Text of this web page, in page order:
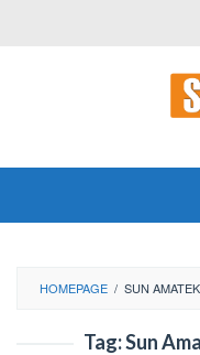
HOMEPAGE / SUN
Tag:Sun